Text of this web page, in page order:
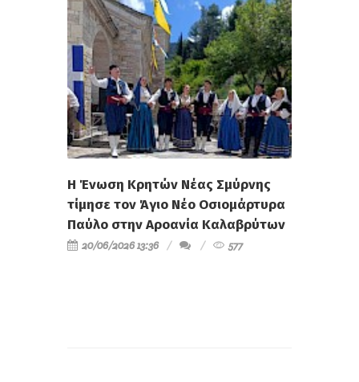
Η Ένωση Κρητών Νέας Σμύρνης
τίμησε τον Άγιο Νέο Οσιομάρτυρα
Παύλο στην Αροανία Καλαβρύτων
20/06/2026 13:36 577